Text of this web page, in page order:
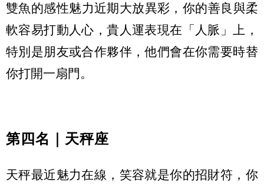
雙魚的感性魅力近期大放異彩，你的善良與柔
軟容易打動人心，貴人運表現在「人脈」上，
特別是朋友或合作夥伴，他們會在你需要時替
你打開一扇門。
第四名｜天秤座
天秤最近魅力在線，笑容就是你的招財符， 你